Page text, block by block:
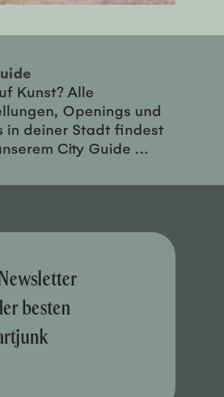
Kunst? Alle
Openings und
in deiner Stadt findest
City Guide ...
besten